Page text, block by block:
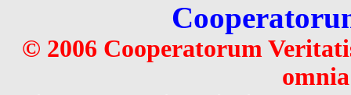
© 2006 Cooperatorum